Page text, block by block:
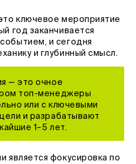
ключевое мероприятие
год заканчивается
и сегодня
и глубинный смысл.
— это очное
топ-менеджеры
или с ключевыми
и разрабатывают
1–5 лет.
является фокусировка по